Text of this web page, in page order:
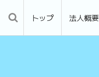
トップ 法人概要